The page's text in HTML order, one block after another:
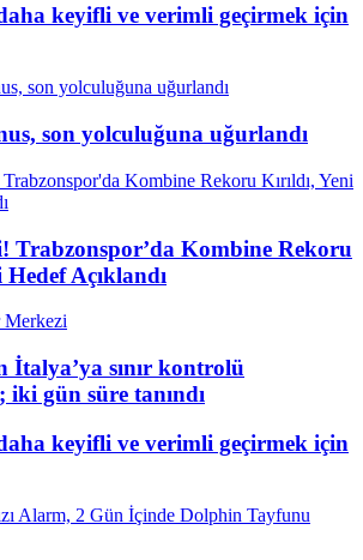
keyifli ve verimli geçirmek için
son yolculuğuna uğurlandı
Trabzonspor’da Kombine Rekoru
Hedef Açıklandı
İtalya’ya sınır kontrolü
gün süre tanındı
keyifli ve verimli geçirmek için